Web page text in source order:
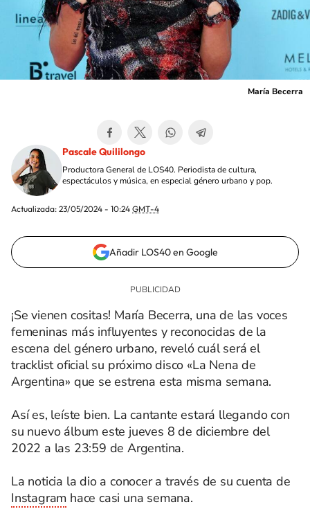
María Becerra
Pascale Quililongo
Productora General de LOS40. Periodista de cultura,
espectáculos y música, en especial género urbano y pop.
Actualizada: 23/05/2024 - 10:24 GMT-4
Añadir LOS40 en Google
¡Se vienen cositas! María Becerra, una de las voces
femeninas más influyentes y reconocidas de la
escena del género urbano, reveló cuál será el
tracklist oficial su próximo disco «La Nena de
Argentina» que se estrena esta misma semana.
Así es, leíste bien. La cantante estará llegando con
su nuevo álbum este jueves 8 de diciembre del
2022 a las 23:59 de Argentina.
La noticia la dio a conocer a través de su cuenta de
Instagram hace casi una semana.